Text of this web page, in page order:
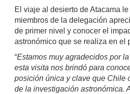
El viaje al desierto de Atacama
miembros de la delegación
de primer nivel y conocer el
astronómico que se realiza en el
“Estamos muy agradecidos por
esta visita nos brindó para
posición única y clave que Chile
de la investigación astronómica.